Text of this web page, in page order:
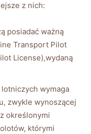
z nich:
posiadać ważną
Transport Pilot
License),wydaną
wymaga
zwykle wynoszącej
określonymi
którymi